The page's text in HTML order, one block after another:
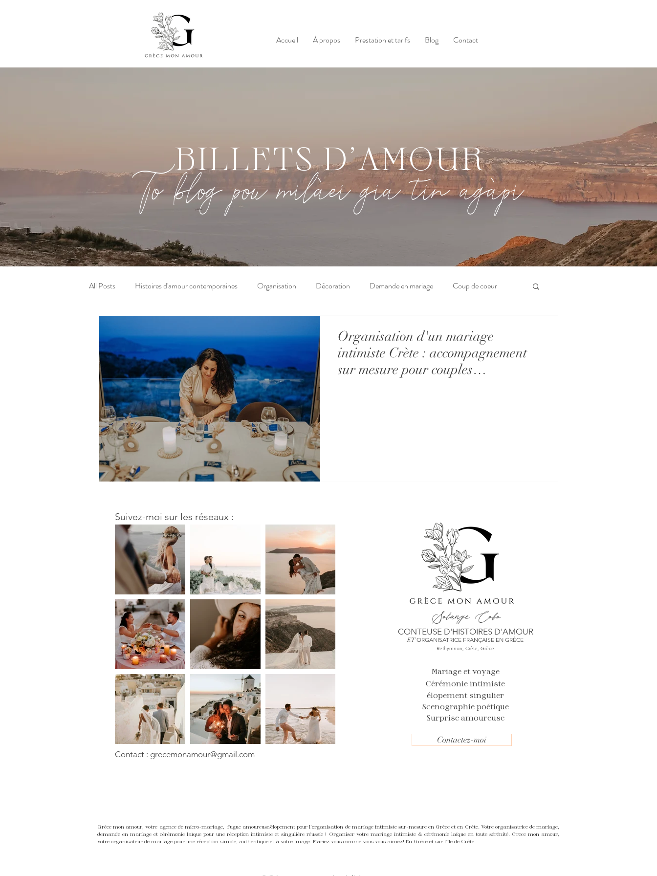
Accueil À propos Prestation et tarifs Blog Contact
BILLETS D'AMOUR
To blog pou milàei gia tin agàpi
All Posts Histoires d'amour contemporaines Organisation Décoration Demande en mariage Coup de coeur
Organisation d'un mariage
intimiste Crète : accompagnement
sur mesure pour couples
Suivez-moi sur les réseaux :
Contact : grecemonamour@gmail.com
Solange Cobo
CONTEUSE D'HISTOIRES D'AMOUR
ETORGANISATRICE FRANÇAISE EN GRÈCE
Rethymnon, Crète, Grèce
Mariage et voyage
Cérémonie intimiste
élopement singulier
Scenographie poétique
Surprise amoureuse
Contactez-moi
Grèce mon amour, votre agence de micro-mariage, fugue amoureuse/élopement pour l'organisation de mariage intimiste sur-mesure en Grèce et en Crète. Votre organisatrice de mariage,
demande en mariage et cérémonie laïque pour une réception intimiste et singulière réussie ! Organiser votre mariage intimiste & cérémonie laïque en toute sérénité. Grece mon amour,
votre organisateur de mariage pour une réception simple, authentique et à votre image. Mariez vous comme vous vous aimez! En Grèce et sur l'île de Crête.